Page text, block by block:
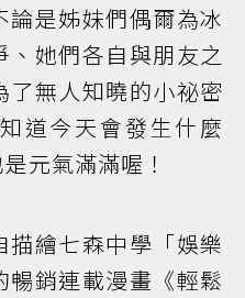
是姊妹們偶爾為冰
她們各自與朋友之
了無人知曉的小祕密
道今天會發生什麼
元氣滿滿喔！
繪七森中學「娛樂
銷連載漫畫《輕鬆